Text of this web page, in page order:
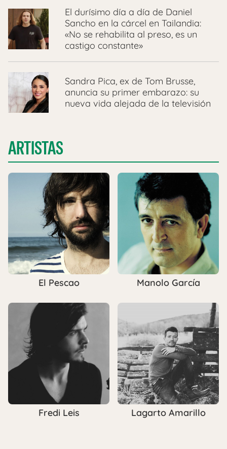
El durísimo día a día de Daniel
Sancho en la cárcel en Tailandia:
«No se rehabilita al preso, es un
castigo constante»
Sandra Pica, ex de Tom Brusse,
anuncia su primer embarazo: su
nueva vida alejada de la televisión
ARTISTAS
El Pescao Manolo García
Fredi Leis Lagarto Amarillo